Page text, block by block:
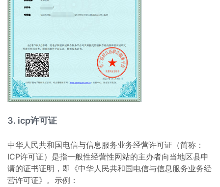
3. icp许可证
中华人民共和国电信与信息服务业务经营许可证（简称：
ICP许可证）是指一般性经营性网站的主办者向当地区县申
请的证书证明，即《中华人民共和国电信与信息服务业务经
营许可证》。示例：